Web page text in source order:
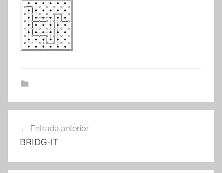
d'entrades
Entrada anterior
BRIDG-IT